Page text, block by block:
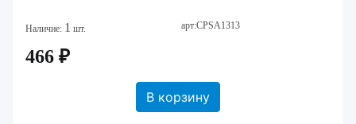
Наличие: 1 шт. арт:CPSA1313
466 ₽
В корзину